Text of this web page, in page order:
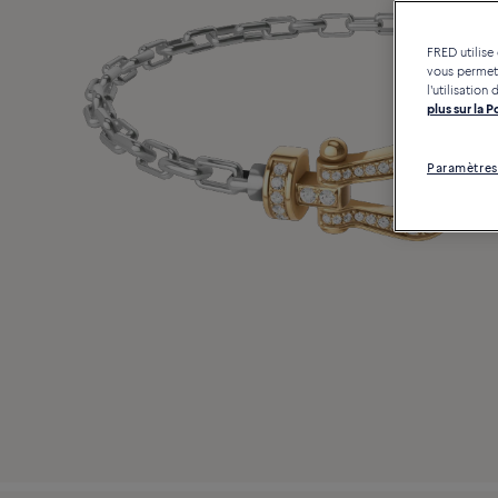
FRED
vous
l'utilisation
plus sur la